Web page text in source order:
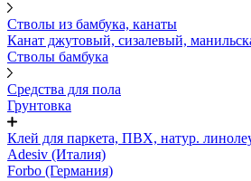
Стволы из бамбука, канаты
Канат джутовый, сизалевый,
Стволы бамбука
Средства для пола
Грунтовка
Клей для паркета, ПВХ, натур.
Adesiv (Италия)
Forbo (Германия)